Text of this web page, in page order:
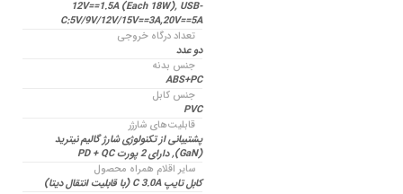
12V==1.5A (Each 18W), USB-
C:5V/9V/12V/15V==3A,20V==5A
تعداد درگاه خروجی
دو عدد
جنس بدنه
ABS+PC
جنس کابل
PVC
قابلیت‌های شارژر
پشتیبانی از تکنولوژی شارژ گالیم نیترید
(GaN), دارای 2 پورت PD + QC
سایر اقلام همراه محصول
کابل تایپ C 3.0A (با قابلیت انتقال دیتا)